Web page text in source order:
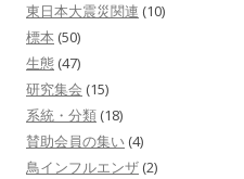
東日本大震災関連 (10)
標本 (50)
生態 (47)
研究集会 (15)
系統・分類 (18)
賛助会員の集い (4)
鳥インフルエンザ (2)